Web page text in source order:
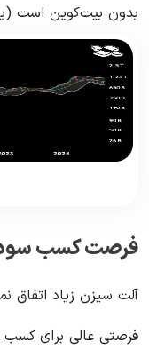
بدون بیت‌کوین است
فرصت کسب
آلت سیزن زیاد اتفاق
فرصتی عالی برای